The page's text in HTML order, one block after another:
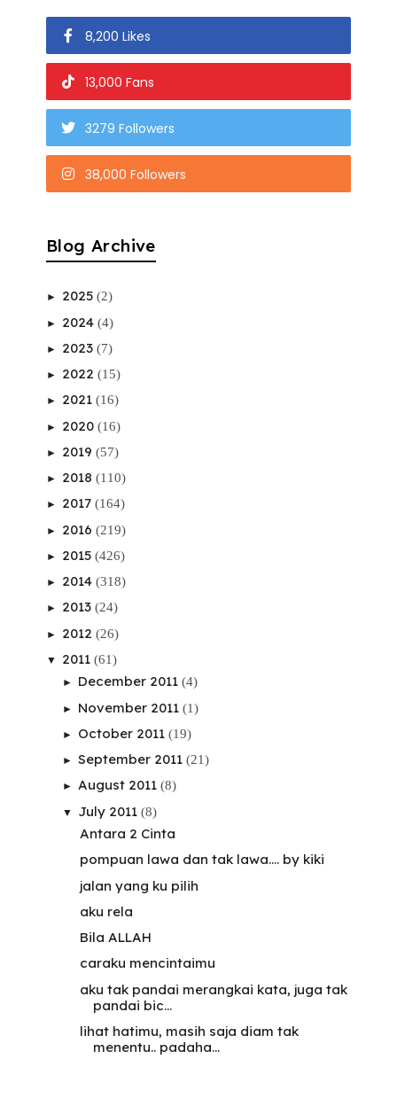
8,200 Likes
13,000 Fans
3279 Followers
38,000 Followers
Blog Archive
► 2025 (2)
► 2024 (4)
► 2023 (7)
► 2022 (15)
► 2021 (16)
► 2020 (16)
► 2019 (57)
► 2018 (110)
► 2017 (164)
► 2016 (219)
► 2015 (426)
► 2014 (318)
► 2013 (24)
► 2012 (26)
▼ 2011 (61)
► December 2011 (4)
► November 2011 (1)
► October 2011 (19)
► September 2011 (21)
► August 2011 (8)
▼ July 2011 (8)
Antara 2 Cinta
pompuan lawa dan tak lawa.... by kiki
jalan yang ku pilih
aku rela
Bila ALLAH
caraku mencintaimu
aku tak pandai merangkai kata, juga tak
pandai bic...
lihat hatimu, masih saja diam tak
menentu.. padaha...